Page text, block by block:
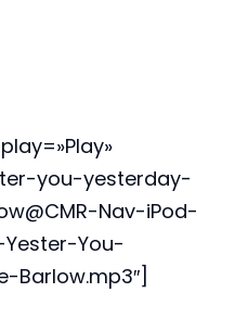
you-yesterday-
Nav-iPod-
You-
Barlow.mp3″]